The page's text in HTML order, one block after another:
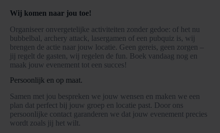
Wij komen naar jou toe!
Organiseer onvergetelijke activiteiten zonder gedoe: of het nu
bubbelbal, archery attack, lasergamen of een pubquiz is, wij
brengen de actie naar jouw locatie. Geen gereis, geen zorgen –
jij regelt de gasten, wij regelen de fun. Boek vandaag nog en
maak jouw evenement tot een succes!
Persoonlijk en op maat.
Samen met jou bespreken we jouw wensen en maken we een
plan dat perfect bij jouw groep en locatie past. Door ons
persoonlijke contact garanderen we dat jouw evenement precies
wordt zoals jij het wilt.